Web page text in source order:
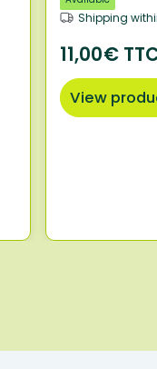
Shipping
11,00€
View